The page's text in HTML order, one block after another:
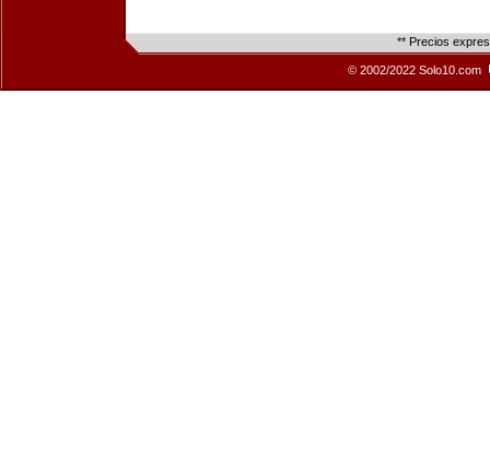
** Precios
© 2002/2022 Solo10.com